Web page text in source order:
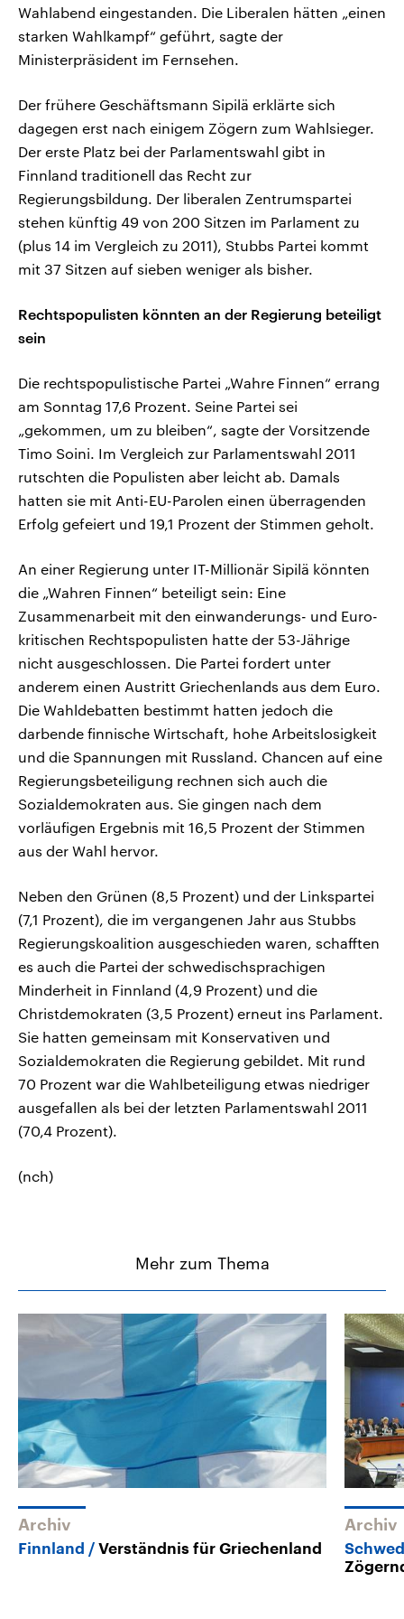
Wahlabend eingestanden. Die Liberalen hätten „einen
starken Wahlkampf“ geführt, sagte der
Ministerpräsident im Fernsehen.
Der frühere Geschäftsmann Sipilä erklärte sich
dagegen erst nach einigem Zögern zum Wahlsieger.
Der erste Platz bei der Parlamentswahl gibt in
Finnland traditionell das Recht zur
Regierungsbildung. Der liberalen Zentrumspartei
stehen künftig 49 von 200 Sitzen im Parlament zu
(plus 14 im Vergleich zu 2011), Stubbs Partei kommt
mit 37 Sitzen auf sieben weniger als bisher.
Rechtspopulisten könnten an der Regierung beteiligt
sein
Die rechtspopulistische Partei „Wahre Finnen“ errang
am Sonntag 17,6 Prozent. Seine Partei sei
„gekommen, um zu bleiben“, sagte der Vorsitzende
Timo Soini. Im Vergleich zur Parlamentswahl 2011
rutschten die Populisten aber leicht ab. Damals
hatten sie mit Anti-EU-Parolen einen überragenden
Erfolg gefeiert und 19,1 Prozent der Stimmen geholt.
An einer Regierung unter IT-Millionär Sipilä könnten
die „Wahren Finnen“ beteiligt sein: Eine
Zusammenarbeit mit den einwanderungs- und Euro-
kritischen Rechtspopulisten hatte der 53-Jährige
nicht ausgeschlossen. Die Partei fordert unter
anderem einen Austritt Griechenlands aus dem Euro.
Die Wahldebatten bestimmt hatten jedoch die
darbende finnische Wirtschaft, hohe Arbeitslosigkeit
und die Spannungen mit Russland. Chancen auf eine
Regierungsbeteiligung rechnen sich auch die
Sozialdemokraten aus. Sie gingen nach dem
vorläufigen Ergebnis mit 16,5 Prozent der Stimmen
aus der Wahl hervor.
Neben den Grünen (8,5 Prozent) und der Linkspartei
(7,1 Prozent), die im vergangenen Jahr aus Stubbs
Regierungskoalition ausgeschieden waren, schafften
es auch die Partei der schwedischsprachigen
Minderheit in Finnland (4,9 Prozent) und die
Christdemokraten (3,5 Prozent) erneut ins Parlament.
Sie hatten gemeinsam mit Konservativen und
Sozialdemokraten die Regierung gebildet. Mit rund
70 Prozent war die Wahlbeteiligung etwas niedriger
ausgefallen als bei der letzten Parlamentswahl 2011
(70,4 Prozent).
(nch)
Mehr zum Thema
Archiv
Finnland Verständnis für Griechenland
Archiv